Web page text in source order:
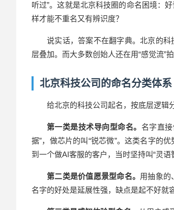
听过”。这就是北京科技圈的命名困境：
样才能不重名又有辨识度？
说实话，答案不在翻字典。北京的
层叠加。而大多数创始人还在用“感觉流”
北京科技公司的命名分类体系
给北京的科技公司起名，按底层逻辑
第一类是技术导向型命名。 名字直
据”，做芯片的叫“锐芯微”。这类名字的
到 一个做AI客服的客户，当时坚持叫“灵语
第二类是价值愿景型命名。 用抽象的
名字的好处是延展性强，缺点是起不好就